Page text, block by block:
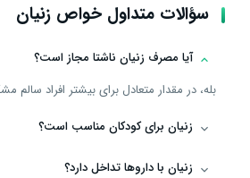
سؤالات متداول خواص زنیان
آیا مصرف زنیان ناشتا مجاز است؟
بله، در مقدار متعادل برای بیشتر افراد سالم
زنیان برای کودکان مناسب است؟
زنیان با داروها تداخل دارد؟